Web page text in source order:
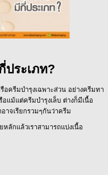
ประเภท?
อครีมบำรุงเฉพาะส่วน อย่างครีมทา
แม้แต่ครีมบำรุงเล็บ ต่างก็มีเนื้อ
าจเรียกรวมๆกันว่าครีม
ลักแล้วเราสามารถแบ่งเนื้อ